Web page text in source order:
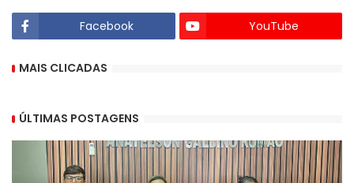
Facebook YouTube
MAIS CLICADAS
ÚLTIMAS POSTAGENS